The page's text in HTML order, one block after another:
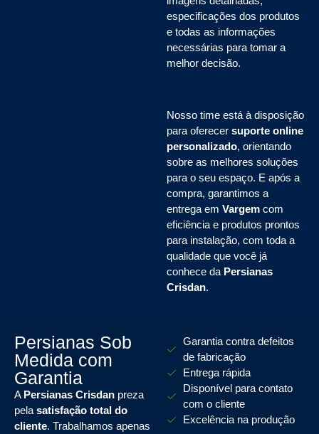
especificações dos produtos
e todas as informações
necessárias para tomar a
melhor decisão.
Nosso time está à disposição
para oferecer suporte online
personalizado, orientando
sobre as melhores soluções
para o seu espaço. E após a
compra, garantimos a
entrega em Vargem com
eficiência e produtos prontos
para instalação, com toda a
qualidade que você já
conhece da Persianas
Crisdan.
Persianas Sob
Medida com
Garantia
A Persianas Crisdan preza
pela satisfação total do
cliente. Trabalhamos apenas
Garantia contra defeitos
de fabricação
Entrega rápida
Disponível para contato
com o cliente
Excelência na produção